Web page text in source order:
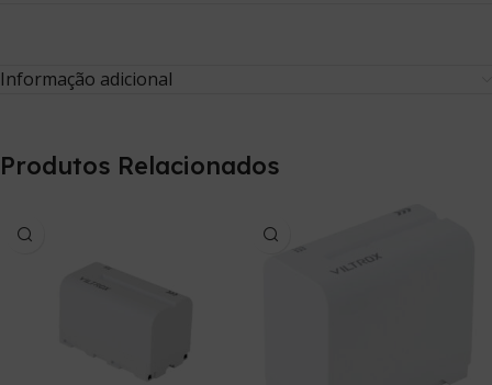
Informação adicional
Produtos Relacionados